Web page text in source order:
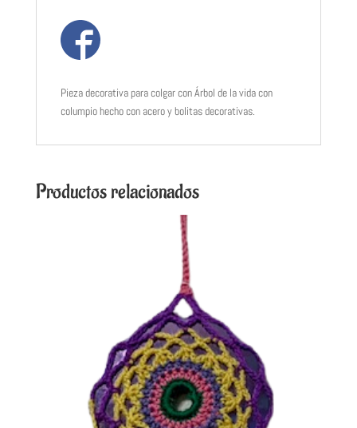
Pieza decorativa para colgar con Árbol de la vida con
columpio hecho con acero y bolitas decorativas.
Productos relacionados